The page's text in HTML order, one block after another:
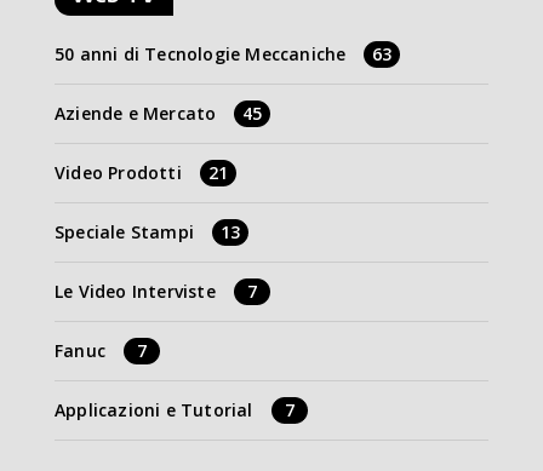
50 anni di Tecnologie Meccaniche 63
Aziende e Mercato 45
Video Prodotti 21
Speciale Stampi 13
Le Video Interviste 7
Fanuc 7
Applicazioni e Tutorial 7